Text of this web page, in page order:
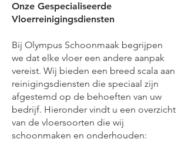
Onze Gespecialiseerde
Vloerreinigingsdiensten
Bij Olympus Schoonmaak begrijpen
we dat elke vloer een andere aanpak
vereist. Wij bieden een breed scala aan
reinigingsdiensten die speciaal zijn
afgestemd op de behoeften van uw
bedrijf. Hieronder vindt u een overzicht
van de vloersoorten die wij
schoonmaken en onderhouden: